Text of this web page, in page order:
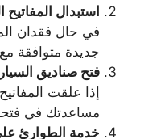
استبدال المفاتيح
في حال فقدان
جديدة متوافقة
فتح صناديق
إذا علقت
مساعدتك في
خدمة الطوارئ